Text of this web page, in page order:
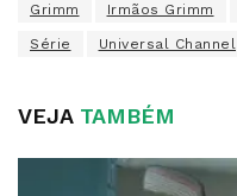
Grimm Irmãos Grimm
Série Universal Channel
VEJATAMBÉM